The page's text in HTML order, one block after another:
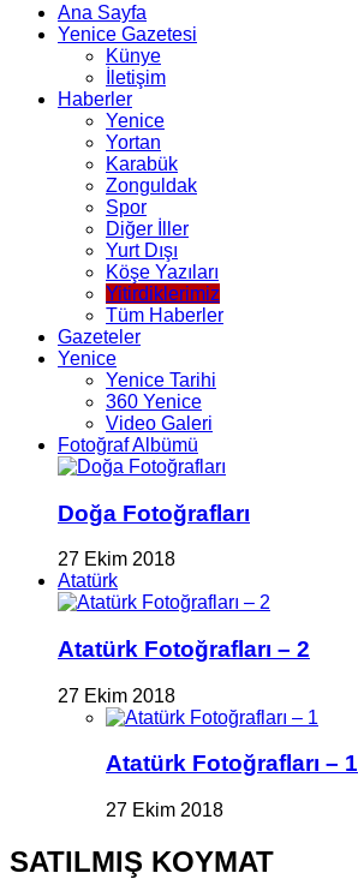
Ana Sayfa
Yenice Gazetesi
Künye
İletişim
Haberler
Yenice
Yortan
Karabük
Zonguldak
Spor
Diğer İller
Yurt Dışı
Köşe Yazıları
Yitirdiklerimiz
Tüm Haberler
Gazeteler
Yenice
Yenice Tarihi
360 Yenice
Video Galeri
Fotoğraf Albümü
Doğa Fotoğrafları
27 Ekim 2018
Atatürk
Atatürk Fotoğrafları – 2
27 Ekim 2018
Atatürk Fotoğrafları – 1
27 Ekim 2018
SATILMIŞ KOYMAT